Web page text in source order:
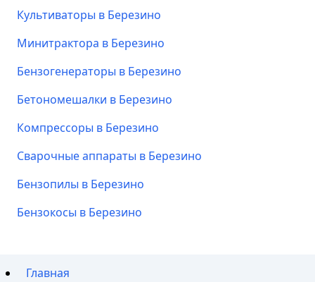
Культиваторы в Березино
Минитрактора в Березино
Бензогенераторы в Березино
Бетономешалки в Березино
Компрессоры в Березино
Сварочные аппараты в Березино
Бензопилы в Березино
Бензокосы в Березино
Главная